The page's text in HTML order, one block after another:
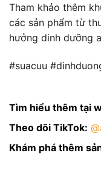
Tham khảo thêm
các sản phẩm từ
hưởng dinh dưỡng
#suacuu
Tìm hiểu thêm tại
Theo dõi TikTok:
Khám phá thêm